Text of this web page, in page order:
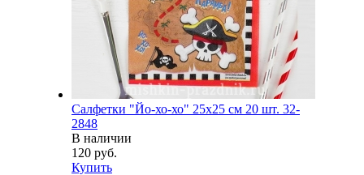
Салфетки "Йо-хо-хо" 25х25 см 20 шт. 32-
2848
В наличии
120 руб.
Купить